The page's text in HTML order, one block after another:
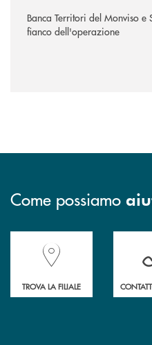
Banca Territori del Monviso
fianco dell'operazione
Come possiamo
Accedi all' elenco completo
TROVA LA FILIALE
Hai